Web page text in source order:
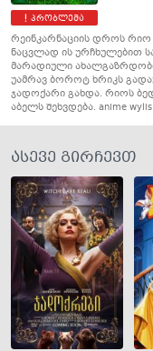
პრობლემა
რეინკარნაციის დროს რიო
ნაცვლად ის ურჩხულებით
მარადიული
უამრავ ბოროტ ხრიკს
ჯადოქარი გახდა. რიოს
აბელს შეხვდება. anime
ასევე გირჩევთ